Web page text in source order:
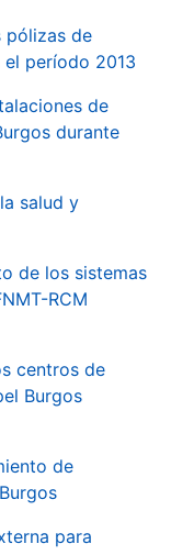
pólizas de
el período 2013
de
durante
salud y
de los sistemas
RCM
centros de
Burgos
de
para